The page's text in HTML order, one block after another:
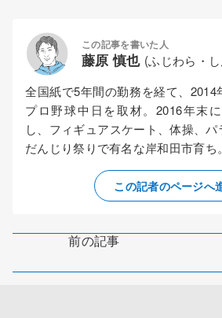
この記事を書いた人
藤原 慎也 (ふじわら・
全国紙で5年間の勤務を経て、
プロ野球中日を取材。2016年末
し、フィギュアスケート、体操、パ
だんじり祭りで有名な岸和田市育ち。
この記者のページへ
前の記事